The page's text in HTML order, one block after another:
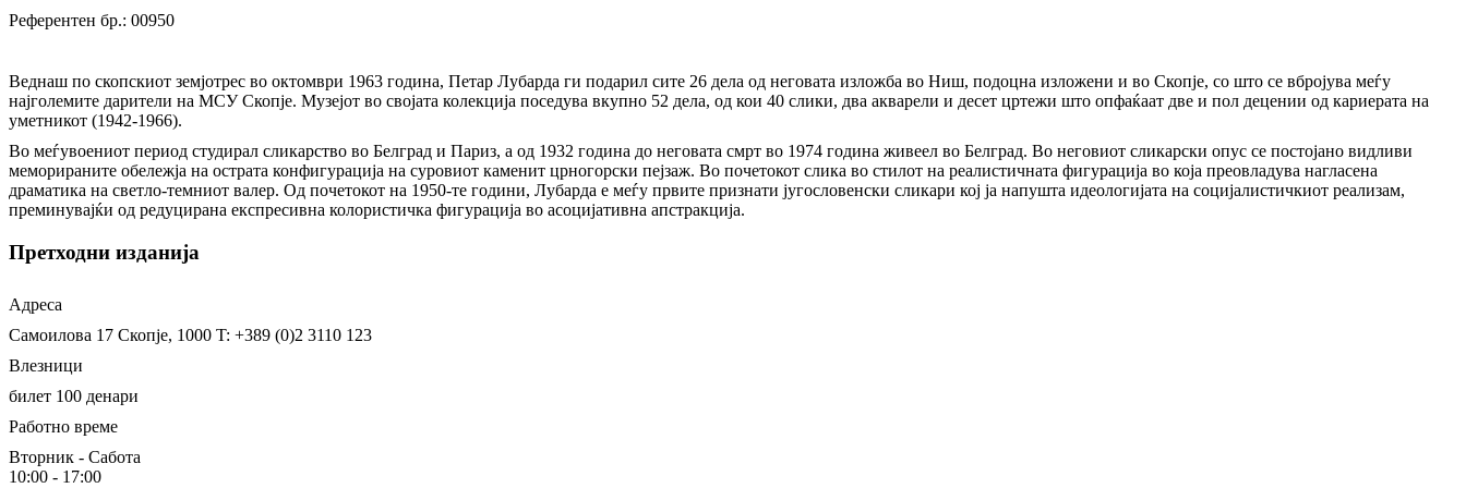
Референтен бр.: 00950
Веднаш по скопскиот земјотрес во октомври 1963 година, Петар Лубарда ги подарил сите 26 дела од неговата изложба во Ниш, подоцна изложени и во Скопје, со што се вбројува меѓу
најголемите дарители на МСУ Скопје. Музејот во својата колекција поседува вкупно 52 дела, од кои 40 слики, два акварели и десет цртежи што опфаќаат две и пол децении од кариерата на
уметникот (1942-1966).
Во меѓувоениот период студирал сликарство во Белград и Париз, а од 1932 година до неговата смрт во 1974 година живеел во Белград. Во неговиот сликарски опус се постојано видливи
меморираните обележја на острата конфигурација на суровиот каменит црногорски пејзаж. Во почетокот слика во стилот на реалистичната фигурација во која преовладува нагласена
драматика на светло-темниот валер. Од почетокот на 1950-те години, Лубарда е меѓу првите признати југословенски сликари кој ја напушта идеологијата на социјалистичкиот реализам,
преминувајќи од редуцирана експресивна колористичка фигурација во асоцијативна апстракција.
Претходни изданија
Адреса
Самоилова 17 Скопје, 1000 T: +389 (0)2 3110 123
Влезници
билет 100 денари
Работно време
Вторник - Сабота
10:00 - 17:00